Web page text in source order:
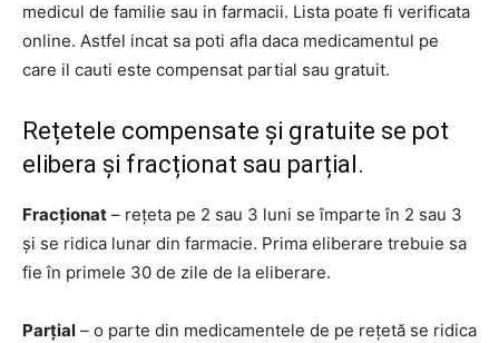
medicul de familie sau in farmacii. Lista poate fi verificata
online. Astfel incat sa poti afla daca medicamentul pe
care il cauti este compensat partial sau gratuit.
Rețetele compensate și gratuite se pot
elibera și fracționat sau parțial.
Fracționat – rețeta pe 2 sau 3 luni se împarte în 2 sau 3
și se ridica lunar din farmacie. Prima eliberare trebuie sa
fie în primele 30 de zile de la eliberare.
Parțial – o parte din medicamentele de pe rețetă se ridica